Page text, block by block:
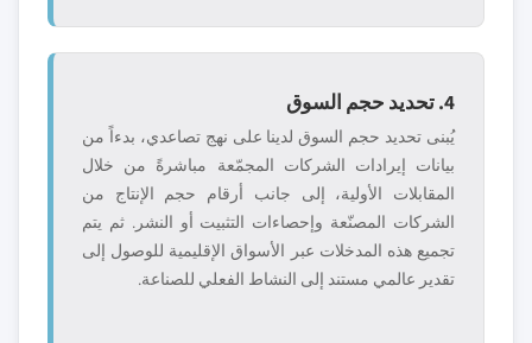
4. تحديد حجم السوق
يُبنى تحديد حجم السوق لدينا على نهج تصاعدي، بدءاً من
بيانات إيرادات الشركات المجمّعة مباشرةً من خلال
المقابلات الأولية، إلى جانب أرقام حجم الإنتاج من
الشركات المصنّعة وإحصاءات التثبيت أو النشر. ثم يتم
تجميع هذه المدخلات عبر الأسواق الإقليمية للوصول إلى
تقدير عالمي مستند إلى النشاط الفعلي للصناعة.